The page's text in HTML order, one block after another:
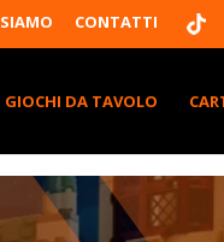
CONTATTI
K
K
GIOCHI DA TAVOLO